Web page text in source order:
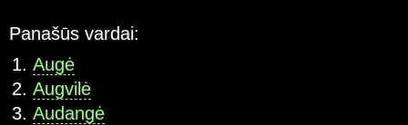
Panašūs vardai:
Augė
Augvilė
Audangė